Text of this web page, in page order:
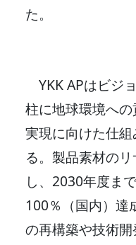
た。
YKK APはビジ
柱に地球環境へ
実現に向けた仕
る。製品素材の
し、2030年度ま
100％（国内）達
の再構築や技術